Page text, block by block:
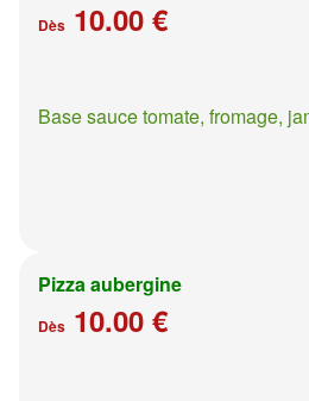
Dès 10.00 €
Base sauce tomate, fromage,
Pizza aubergine
Dès 10.00 €